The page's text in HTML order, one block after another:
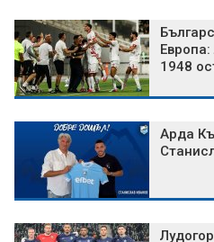
1948
Арда